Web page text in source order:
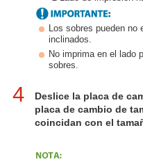
Los sobres pueden no
inclinados.
No imprima en el lado
sobres.
4
Deslice la placa de
placa de cambio de
coincidan con el